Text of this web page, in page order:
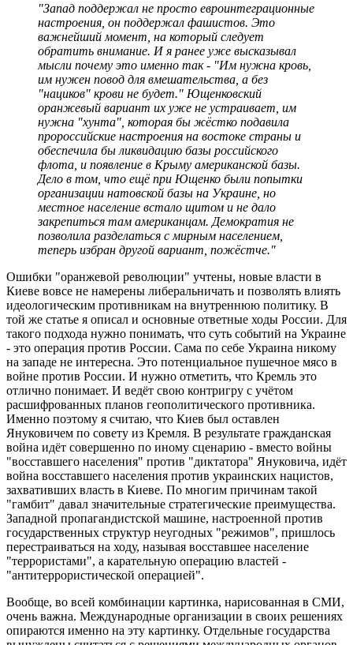
"Запад поддержал не просто евроинтеграционные
настроения, он поддержал фашистов. Это
важнейший момент, на который следует
обратить внимание. И я ранее уже высказывал
мысли почему это именно так - "Им нужна кровь,
им нужен повод для вмешательства, а без
"нациков" крови не будет." Ющенковский
оранжевый вариант их уже не устраивает, им
нужна "хунта", которая бы жёстко подавила
пророссийские настроения на востоке страны и
обеспечила бы ликвидацию базы российского
флота, и появление в Крыму американской базы.
Дело в том, что ещё при Ющенко были попытки
организации натовской базы на Украине, но
местное население встало щитом и не дало
закрепиться там американцам. Демократия не
позволила разделаться с мирным населением,
теперь избран другой вариант, пожёстче."
Ошибки "оранжевой революции" учтены, новые власти в
Киеве вовсе не намерены либеральничать и позволять влиять
идеологическим противникам на внутреннюю политику. В
той же статье я описал и основные ответные ходы России. Для
такого подхода нужно понимать, что суть событий на Украине
- это операция против России. Сама по себе Украина никому
на западе не интересна. Это потенциальное пушечное мясо в
войне против России. И нужно отметить, что Кремль это
отлично понимает. И ведёт свою контригру с учётом
расшифрованных планов геополитического противника.
Именно поэтому я считаю, что Киев был оставлен
Януковичем по совету из Кремля. В результате гражданская
война идёт совершенно по иному сценарию - вместо войны
"восставшего населения" против "диктатора" Януковича, идёт
война восставшего населения против украинских нацистов,
захвативших власть в Киеве. По многим причинам такой
"гамбит" давал значительные стратегические преимущества.
Западной пропагандистской машине, настроенной против
государственных структур неугодных "режимов", пришлось
перестраиваться на ходу, называя восставшее население
"террористами", а карательную операцию властей -
"антитеррористической операцией".
Вообще, во всей комбинации картинка, нарисованная в СМИ,
очень важна. Международные организации в своих решениях
опираются именно на эту картинку. Отдельные государства